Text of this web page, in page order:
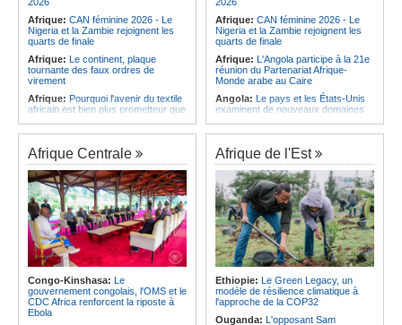
Afrique: CAN féminine 2026 - Le
Nigeria et la Zambie rejoignent les
quarts de finale
Afrique: Le continent, plaque
tournante des faux ordres de
virement
Afrique: Pourquoi l'avenir du textile
africain est bien plus prometteur que
Afrique:Les Africains en première
ligne face à la crise de la biodiversité
Afrique:L'essor historique de
l'Éthiopie met à mal la campagne
d'hostilité menée par Le Caire
Afrique:La Cour international de
justice fixe le calendrier de la
procédure engagée par la RDC
contre le Rwanda
Afrique:Visite du Président de la
République et de la Première Dame
à Yamoussoukro
Afrique:Le Forum de
l'entrepreneuriat de Sept Afrique se
veut une plateforme de mobilisation
Afrique: CAN féminine 2026 - Le
Nigeria et la Zambie rejoignent les
quarts de finale
Afrique: L'Angola participe à la 21e
réunion du Partenariat Afrique-
Monde arabe au Caire
Angola: Le pays et les États-Unis
examinent de nouveaux domaines
Angola:Adão de Almeida prône des
politiques de promotion de l'égalité
des genres
Angola:La CIVICOP réitère son
appel aux familles des victimes pour
des tests ADN
Angola:Le Président de la
République nomme un nouveau
secrétaire d'État au MIREX
Namibie:Plus de 8.000 enfants
intégrés au système éducatif au
pays
Angola:Le Brent ouvre à 78,82
dollars le baril
Afrique Centrale
Congo-Kinshasa: Le
gouvernement congolais, l'OMS et le
CDC Africa renforcent la riposte à
Ebola
Afrique de l'Est
Ethiopie: Le Green Legacy, un
modèle de résilience climatique à
l'approche de la COP32
Ouganda: L'opposant Sam